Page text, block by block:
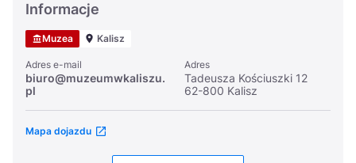
Informacje
Muzea Kalisz
Adres e-mail
biuro@muzeumwkaliszu.
pl
Adres
Tadeusza Kościuszki 12
62-800 Kalisz
Mapa dojazdu